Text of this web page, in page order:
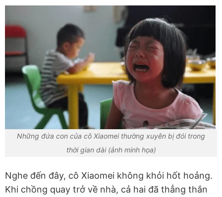
Những đứa con của cô Xiaomei thường xuyên bị đói trong
thời gian dài (ảnh minh họa)
Nghe đến đây, cô Xiaomei không khỏi hốt hoảng.
Khi chồng quay trở về nhà, cả hai đã thẳng thắn